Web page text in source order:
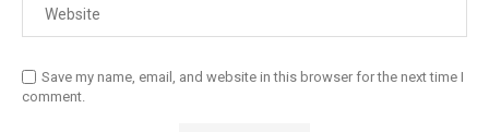
Save my name, email, and website in this browser for the next time I
comment.